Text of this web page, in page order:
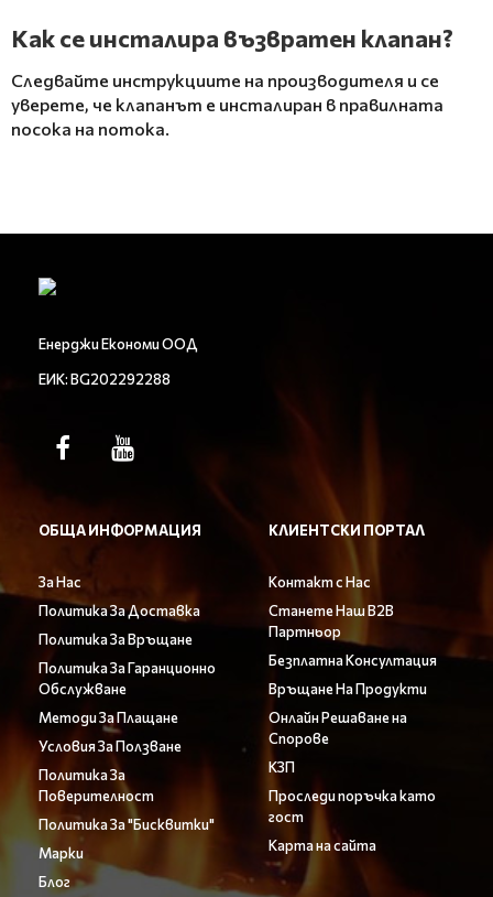
Как се инсталира възвратен клапан?
Следвайте инструкциите на производителя и се
уверете, че клапанът е инсталиран в правилната
посока на потока.
Енерджи Економи ООД
ЕИК: BG202292288
ОБЩА ИНФОРМАЦИЯ
За Нас
Политика За Доставка
Политика За Връщане
Политика За Гаранционно
Обслужване
Методи За Плащане
Условия За Ползване
Политика За
Поверителност
Политика За "Бисквитки"
Марки
Блог
КЛИЕНТСКИ ПОРТАЛ
Контакт с Нас
Станете Наш B2B
Партньор
Безплатна Консултация
Връщане На Продукти
Онлайн Решаване на
Спорове
КЗП
Проследи поръчка като
гост
Карта на сайта